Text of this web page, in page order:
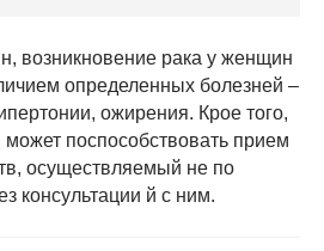
возникновение рака у женщин
определенных болезней –
ожирения. Крое того,
поспособствовать прием
осуществляемый не по
консультации й с ним.